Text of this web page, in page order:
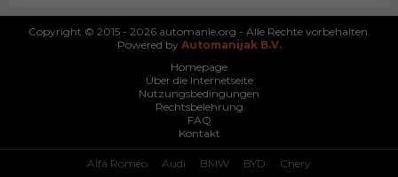
Copyright © 2015 - 2026 automanie.org - Alle Rechte vorbehalten.
Powered by Automanijak B.V.
Homepage
Über die Internetseite
Nutzungsbedingungen
Rechtsbelehrung
FAQ
Kontakt
Alfa Romeo Audi BMW BYD Chery